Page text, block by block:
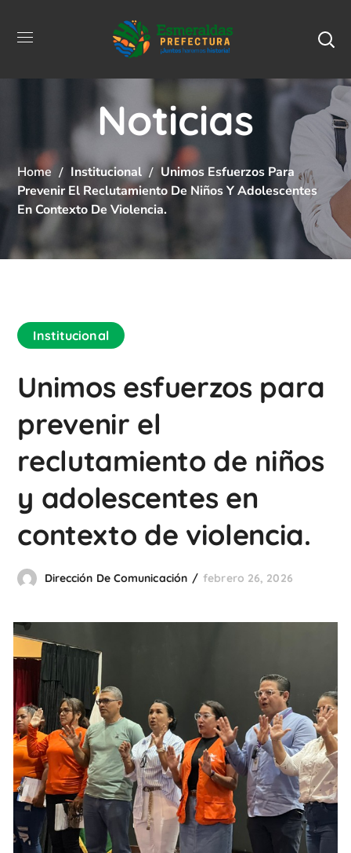
Noticias
Home Institucional
Unimos Esfuerzos Para
Prevenir El Reclutamiento De Niños Y Adolescentes
En Contexto De Violencia.
Institucional
Unimos esfuerzos para
prevenir el
reclutamiento de niños
y adolescentes en
contexto de violencia.
Dirección De Comunicación febrero 26, 2026